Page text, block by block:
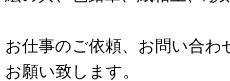
お仕事のご依頼、お問い合
お願い致します。